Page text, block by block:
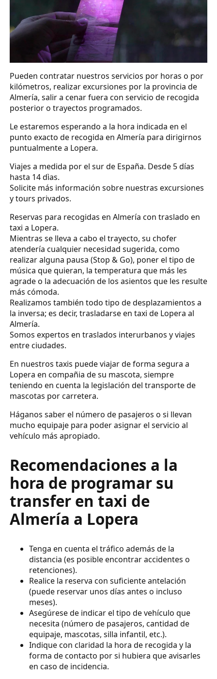
Pueden contratar nuestros servicios por horas o por
kilómetros, realizar excursiones por la provincia de
Almería, salir a cenar fuera con servicio de recogida
posterior o trayectos programados.
Le estaremos esperando a la hora indicada en el
punto exacto de recogida en Almería para dirigirnos
puntualmente a Lopera.
Viajes a medida por el sur de España. Desde 5 días
hasta 14 dìas.
Solicite más información sobre nuestras excursiones
y tours privados.
Reservas para recogidas en Almería con traslado en
taxi a Lopera.
Mientras se lleva a cabo el trayecto, su chofer
atendería cualquier necesidad sugerida, como
realizar alguna pausa (Stop & Go), poner el tipo de
música que quieran, la temperatura que más les
agrade o la adecuación de los asientos que les resulte
más cómoda.
Realizamos también todo tipo de desplazamientos a
la inversa; es decir, trasladarse en taxi de Lopera al
Almería.
Somos expertos en traslados interurbanos y viajes
entre ciudades.
En nuestros taxis puede viajar de forma segura a
Lopera en compañia de su mascota, siempre
teniendo en cuenta la legislación del transporte de
mascotas por carretera.
Háganos saber el número de pasajeros o si llevan
mucho equipaje para poder asignar el servicio al
vehículo más apropiado.
Recomendaciones a la
hora de programar su
transfer en taxi de
Almería a Lopera
Tenga en cuenta el tráfico además de la
distancia (es posible encontrar accidentes o
retenciones).
Realice la reserva con suficiente antelación
(puede reservar unos días antes o incluso
meses).
Asegúrese de indicar el tipo de vehículo que
necesita (número de pasajeros, cantidad de
equipaje, mascotas, silla infantil, etc.).
Indique con claridad la hora de recogida y la
forma de contacto por si hubiera que avisarles
en caso de incidencia.